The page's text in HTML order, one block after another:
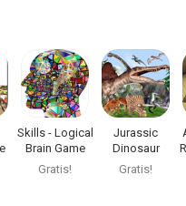
Skills - Logical
Brain Game
Gratis!
Jurassic
Dinosaur
Online Sim
Gratis!